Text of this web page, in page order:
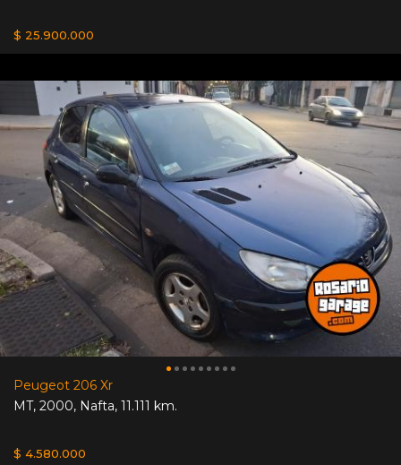
$ 25.900.000
Peugeot 206 Xr
MT, 2000, Nafta, 11.111 km.
$ 4.580.000